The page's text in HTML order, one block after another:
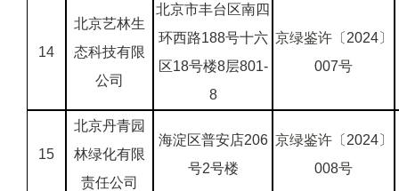
14
北京艺林生
态科技有限
公司
北京市丰台区南四
环西路188号十六
区18号楼8层801-
8
京绿鉴许〔 2024〕
007号
15
北京丹青园
林绿化有限
责任公司
海淀区普安店206
号2号楼
京绿鉴许〔 2024〕
008号